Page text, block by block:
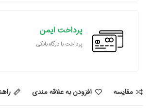
پرداخت ایمن
پرداخت با درگاه بانکی
مقايسه افزودن به علاقه مندی